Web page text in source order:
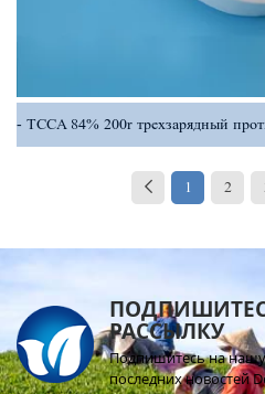
TCCA 84% 200r трехзарядный
1 2
РАССЫЛКУ
Подпишитесь на нашу
последних новостей